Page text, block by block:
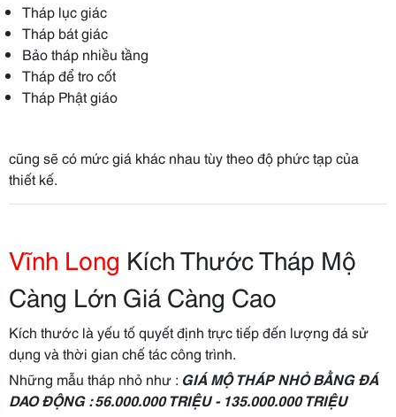
Tháp lục giác
Tháp bát giác
Bảo tháp nhiều tầng
Tháp để tro cốt
Tháp Phật giáo
cũng sẽ có mức giá khác nhau tùy theo độ phức tạp của
thiết kế.
Vĩnh Long Kích Thước Tháp Mộ
Càng Lớn Giá Càng Cao
Kích thước là yếu tố quyết định trực tiếp đến lượng đá sử
dụng và thời gian chế tác công trình.
Những mẫu tháp nhỏ như : GIÁ MỘ THÁP NHỎ BẰNG ĐÁ
DAO ĐỘNG : 56.000.000 TRIỆU - 135.000.000 TRIỆU